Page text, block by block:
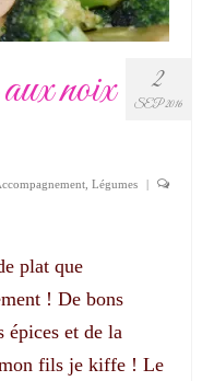
2
SEP 2016
noix
Légumes |
plat que
! De bons
épices et de la
fils je kiffe ! Le